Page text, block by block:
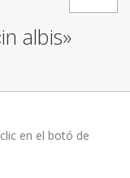
albis»
en el botó de